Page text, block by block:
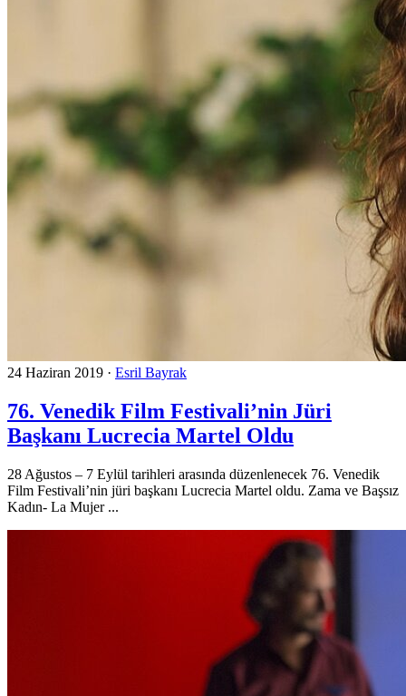
24 Haziran 2019 · Esril Bayrak
76. Venedik Film Festivali’nin Jüri
Başkanı Lucrecia Martel Oldu
28 Ağustos – 7 Eylül tarihleri arasında düzenlenecek 76. Venedik
Film Festivali’nin jüri başkanı Lucrecia Martel oldu. Zama ve Başsız
Kadın- La Mujer ...